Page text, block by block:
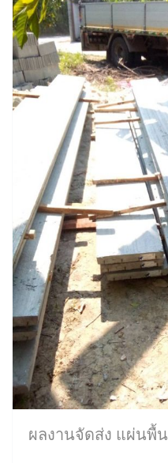
ผลงานจัดส่ง แผ่นพื้น